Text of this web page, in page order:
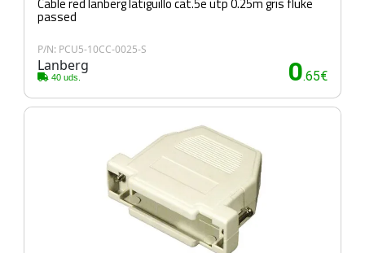
passed
P/N: PCU5-10CC-0025-S
Lanberg
40 uds. 0.65€